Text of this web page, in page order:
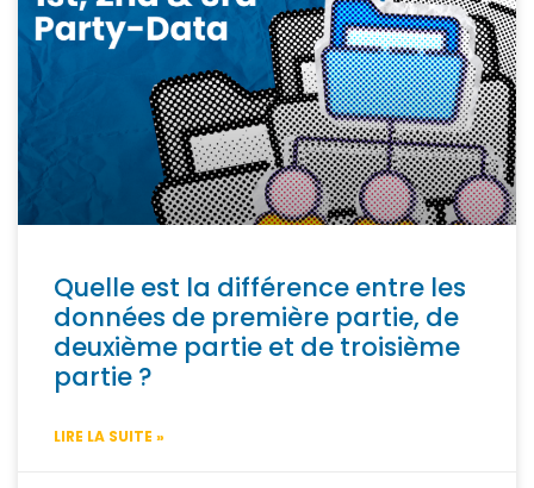
Quelle est la différence entre les
données de première partie, de
deuxième partie et de troisième
partie ?
LIRE LA SUITE »